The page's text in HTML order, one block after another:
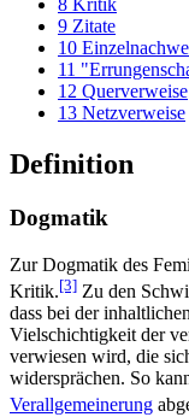
8 Kritik
9 Zitate
10
11
12 Querverweise
13 Netzverweise
Definition
Dogmatik
Zur Dogmatik des
Kritik.[3] Zu den
dass bei der
Vielschichtigkeit der
verwiesen wird, die
widersprächen. So
Verallgemeinerung